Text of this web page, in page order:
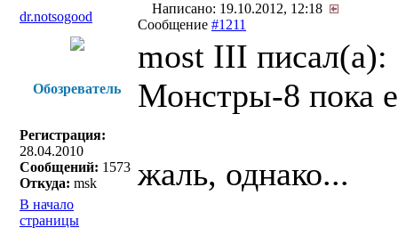
dr.notsogood
Написано: 19.10.2012, 12:18
Сообщение #1211
Обозреватель
Регистрация:
28.04.2010
Сообщений: 1573
Откуда: msk
most III писал(a):
Монстры-8 пока
жаль, однако...
В начало
страницы